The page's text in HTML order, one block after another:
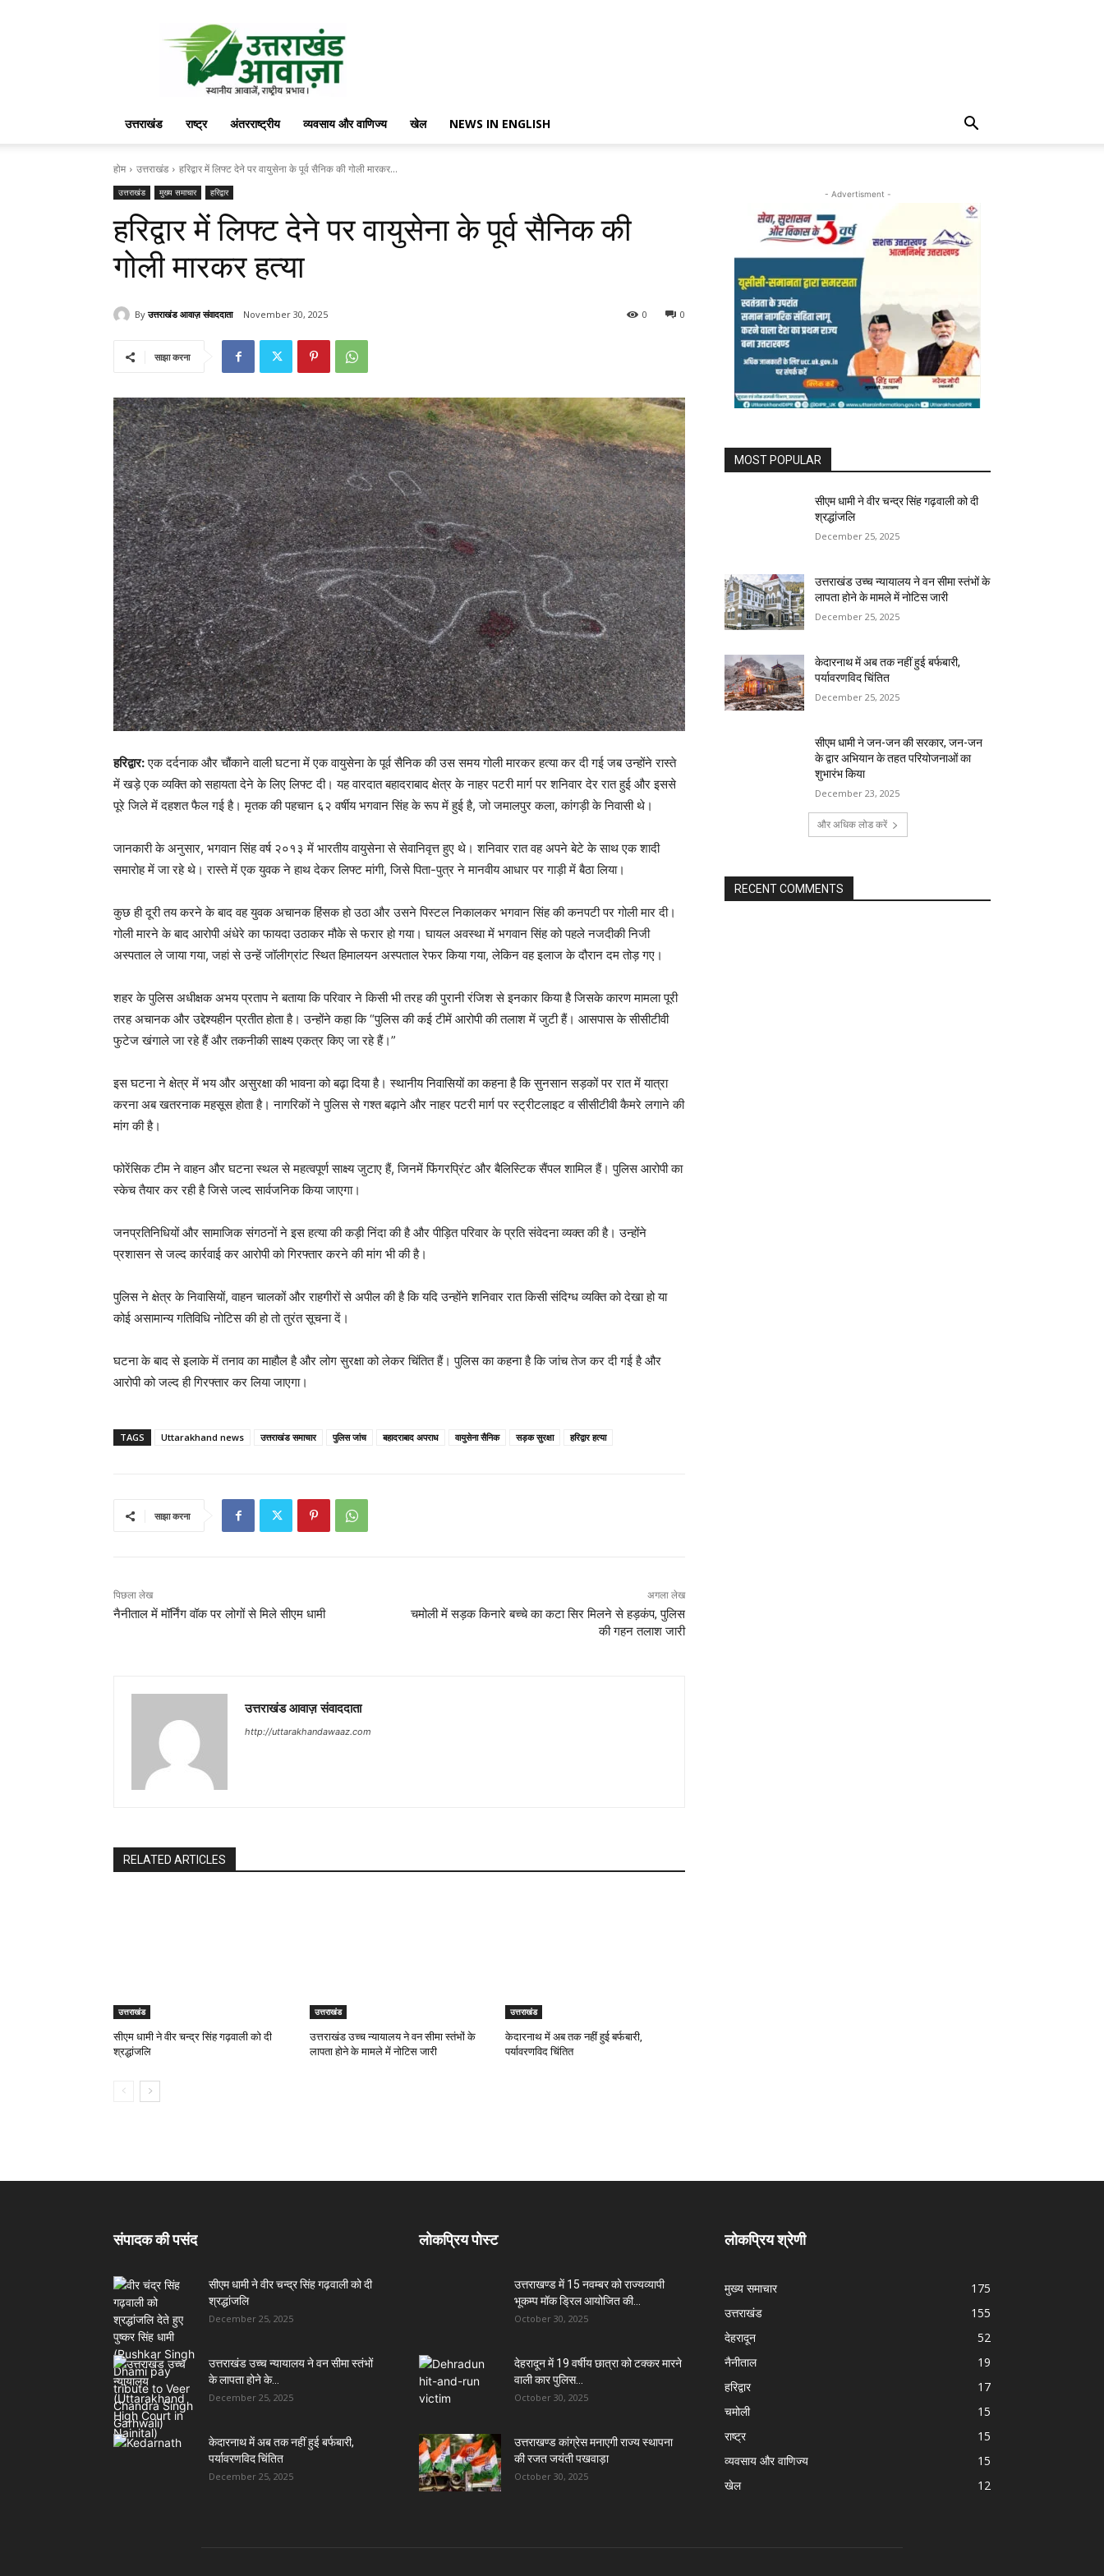
आवाज़
उत्तराखंड राष्ट्र अंतरराष्ट्रीय व्यवसाय और वाणिज्य खेल NEWS IN ENGLISH
होम उत्तराखंड हरिद्वार में लिफ्ट देने पर वायुसेना के पूर्व सैनिक की गोली मारकर...
उत्तराखंड मुख्य समाचार हरिद्वार
हरिद्वार में लिफ्ट देने पर वायुसेना के पूर्व सैनिक की
गोली मारकर हत्या
By उत्तराखंड आवाज़ संवाददाता November 30, 2025 0
0
साझा करना
हरिद्वार:एक दर्दनाक और चौंकाने वाली घटना में एक वायुसेना के पूर्व सैनिक की उस समय गोली मारकर हत्या कर दी गई जब उन्होंने रास्ते
में खड़े एक व्यक्ति को सहायता देने के लिए लिफ्ट दी। यह वारदात बहादराबाद क्षेत्र के नाहर पटरी मार्ग पर शनिवार देर रात हुई और इससे
पूरे जिले में दहशत फैल गई है। मृतक की पहचान ६२ वर्षीय भगवान सिंह के रूप में हुई है, जो जमालपुर कला, कांगड़ी के निवासी थे।
जानकारी के अनुसार, भगवान सिंह वर्ष २०१३ में भारतीय वायुसेना से सेवानिवृत्त हुए थे। शनिवार रात वह अपने बेटे के साथ एक शादी
समारोह में जा रहे थे। रास्ते में एक युवक ने हाथ देकर लिफ्ट मांगी, जिसे पिता-पुत्र ने मानवीय आधार पर गाड़ी में बैठा लिया।
कुछ ही दूरी तय करने के बाद वह युवक अचानक हिंसक हो उठा और उसने पिस्टल निकालकर भगवान सिंह की कनपटी पर गोली मार दी।
गोली मारने के बाद आरोपी अंधेरे का फायदा उठाकर मौके से फरार हो गया। घायल अवस्था में भगवान सिंह को पहले नजदीकी निजी
अस्पताल ले जाया गया, जहां से उन्हें जॉलीग्रांट स्थित हिमालयन अस्पताल रेफर किया गया, लेकिन वह इलाज के दौरान दम तोड़ गए।
शहर के पुलिस अधीक्षक अभय प्रताप ने बताया कि परिवार ने किसी भी तरह की पुरानी रंजिश से इनकार किया है जिसके कारण मामला पूरी
तरह अचानक और उद्देश्यहीन प्रतीत होता है। उन्होंने कहा कि “पुलिस की कई टीमें आरोपी की तलाश में जुटी हैं। आसपास के सीसीटीवी
फुटेज खंगाले जा रहे हैं और तकनीकी साक्ष्य एकत्र किए जा रहे हैं।”
इस घटना ने क्षेत्र में भय और असुरक्षा की भावना को बढ़ा दिया है। स्थानीय निवासियों का कहना है कि सुनसान सड़कों पर रात में यात्रा
करना अब खतरनाक महसूस होता है। नागरिकों ने पुलिस से गश्त बढ़ाने और नाहर पटरी मार्ग पर स्ट्रीटलाइट व सीसीटीवी कैमरे लगाने की
मांग की है।
फोरेंसिक टीम ने वाहन और घटना स्थल से महत्वपूर्ण साक्ष्य जुटाए हैं, जिनमें फिंगरप्रिंट और बैलिस्टिक सैंपल शामिल हैं। पुलिस आरोपी का
स्केच तैयार कर रही है जिसे जल्द सार्वजनिक किया जाएगा।
जनप्रतिनिधियों और सामाजिक संगठनों ने इस हत्या की कड़ी निंदा की है और पीड़ित परिवार के प्रति संवेदना व्यक्त की है। उन्होंने
प्रशासन से जल्द कार्रवाई कर आरोपी को गिरफ्तार करने की मांग भी की है।
पुलिस ने क्षेत्र के निवासियों, वाहन चालकों और राहगीरों से अपील की है कि यदि उन्होंने शनिवार रात किसी संदिग्ध व्यक्ति को देखा हो या
कोई असामान्य गतिविधि नोटिस की हो तो तुरंत सूचना दें।
घटना के बाद से इलाके में तनाव का माहौल है और लोग सुरक्षा को लेकर चिंतित हैं। पुलिस का कहना है कि जांच तेज कर दी गई है और
आरोपी को जल्द ही गिरफ्तार कर लिया जाएगा।
TAGS Uttarakhand news उत्तराखंड समाचार पुलिस जांच बहादराबाद अपराध वायुसेना सैनिक सड़क सुरक्षा हरिद्वार हत्या
साझा करना
पिछला लेख
नैनीताल में मॉर्निंग वॉक पर लोगों से मिले सीएम धामी
अगला लेख
चमोली में सड़क किनारे बच्चे का कटा सिर मिलने से हड़कंप, पुलिस
की गहन तलाश जारी
उत्तराखंड आवाज़ संवाददाता
http://uttarakhandawaaz.com
RELATED ARTICLES
उत्तराखंड
सीएम धामी ने वीर चन्द्र सिंह गढ़वाली को दी
श्रद्धांजलि
उत्तराखंड
उत्तराखंड उच्च न्यायालय ने वन सीमा स्तंभों के
लापता होने के मामले में नोटिस जारी
उत्तराखंड
केदारनाथ में अब तक नहीं हुई बर्फबारी,
पर्यावरणविद चिंतित
- Advertisment -
MOST POPULAR
सीएम धामी ने वीर चन्द्र सिंह गढ़वाली को दी
श्रद्धांजलि
December 25, 2025
उत्तराखंड उच्च न्यायालय ने वन सीमा स्तंभों के
लापता होने के मामले में नोटिस जारी
December 25, 2025
केदारनाथ में अब तक नहीं हुई बर्फबारी,
पर्यावरणविद चिंतित
December 25, 2025
सीएम धामी ने जन-जन की सरकार, जन-जन
के द्वार अभियान के तहत परियोजनाओं का
शुभारंभ किया
December 23, 2025
और अधिक लोड करें
RECENT COMMENTS
संपादक की पसंद
सीएम धामी ने वीर चन्द्र सिंह गढ़वाली को दी
श्रद्धांजलि
December 25, 2025
उत्तराखंड उच्च न्यायालय ने वन सीमा स्तंभों
के लापता होने के...
December 25, 2025
केदारनाथ में अब तक नहीं हुई बर्फबारी,
पर्यावरणविद चिंतित
December 25, 2025
लोकप्रिय पोस्ट
उत्तराखण्ड में 15 नवम्बर को राज्यव्यापी
भूकम्प मॉक ड्रिल आयोजित की...
October 30, 2025
देहरादून में 19 वर्षीय छात्रा को टक्कर मारने
वाली कार पुलिस...
October 30, 2025
उत्तराखण्ड कांग्रेस मनाएगी राज्य स्थापना
की रजत जयंती पखवाड़ा
October 30, 2025
लोकप्रिय श्रेणी
मुख्य समाचार
175
उत्तराखंड
155
देहरादून
52
नैनीताल
19
हरिद्वार
17
चमोली
15
राष्ट्र
15
व्यवसाय और वाणिज्य
15
खेल
12